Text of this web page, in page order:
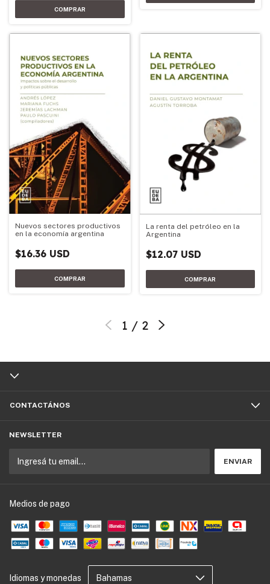
Nuevos sectores productivos
en la economía argentina
$16.36 USD
La renta del petróleo en la
Argentina
$12.07 USD
1 / 2
CONTACTÁNOS
NEWSLETTER
Medios de pago
Idiomas y monedas